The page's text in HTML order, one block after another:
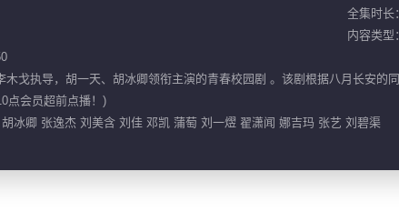
全集时长
内容类型
木戈执导，胡一天、胡冰卿领衔主演的青春校园剧 。该剧根据八月长安
点会员超前点播！)
冰卿 张逸杰 刘美含 刘佳 邓凯 蒲萄 刘一熤 翟潇闻 娜吉玛 张艺 刘碧渠